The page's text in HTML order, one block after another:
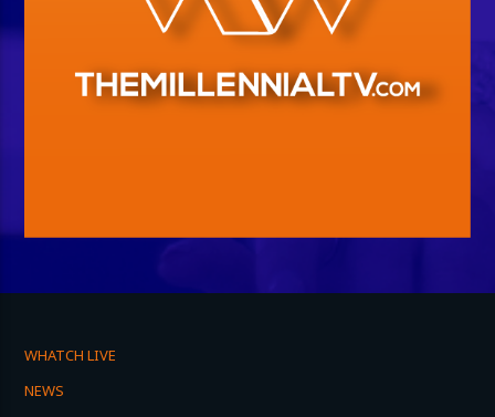
WHATCH LIVE
NEWS